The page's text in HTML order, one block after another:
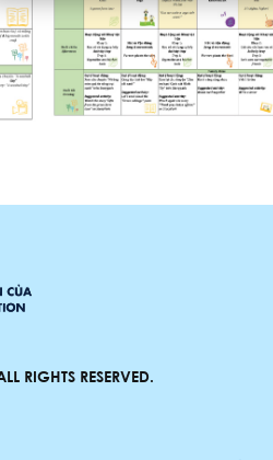
RIGHTS RESERVED.